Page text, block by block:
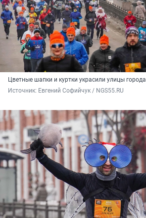
Цветные шапки и куртки украсили улицы города
Источник: Евгений Софийчук / NGS55.RU